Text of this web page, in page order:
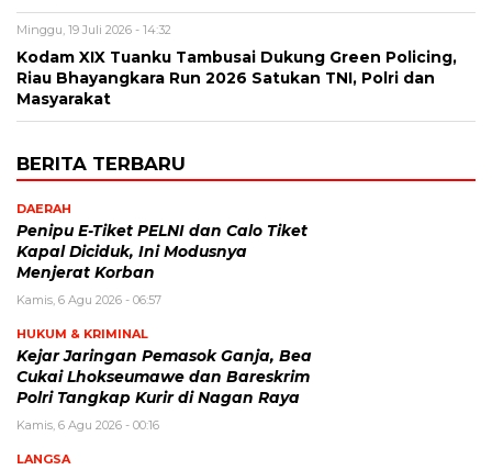
Minggu, 19 Juli 2026 - 14:32
Kodam XIX Tuanku Tambusai Dukung Green Policing,
Riau Bhayangkara Run 2026 Satukan TNI, Polri dan
Masyarakat
BERITA TERBARU
DAERAH
Penipu E-Tiket PELNI dan Calo Tiket
Kapal Diciduk, Ini Modusnya
Menjerat Korban
Kamis, 6 Agu 2026 - 06:57
HUKUM & KRIMINAL
Kejar Jaringan Pemasok Ganja, Bea
Cukai Lhokseumawe dan Bareskrim
Polri Tangkap Kurir di Nagan Raya
Kamis, 6 Agu 2026 - 00:16
LANGSA